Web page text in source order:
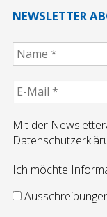
NEWSLETTER
Mit der
Ich möchte